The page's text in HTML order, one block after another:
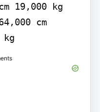
19,000 kg
cm
kg